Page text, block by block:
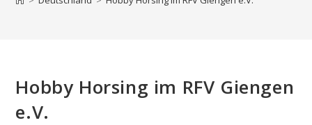
Hobby Horsing im RFV Giengen
e.V.